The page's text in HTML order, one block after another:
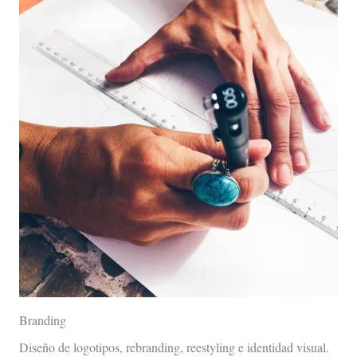
Branding
Diseño de logotipos, rebranding, reestyling e identidad visual.